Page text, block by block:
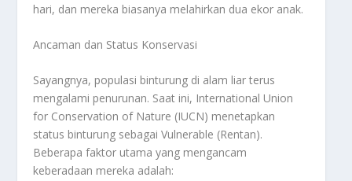
hari, dan mereka biasanya melahirkan dua ekor anak.
Ancaman dan Status Konservasi
Sayangnya, populasi binturung di alam liar terus
mengalami penurunan. Saat ini, International Union
for Conservation of Nature (IUCN) menetapkan
status binturung sebagai Vulnerable (Rentan).
Beberapa faktor utama yang mengancam
keberadaan mereka adalah: